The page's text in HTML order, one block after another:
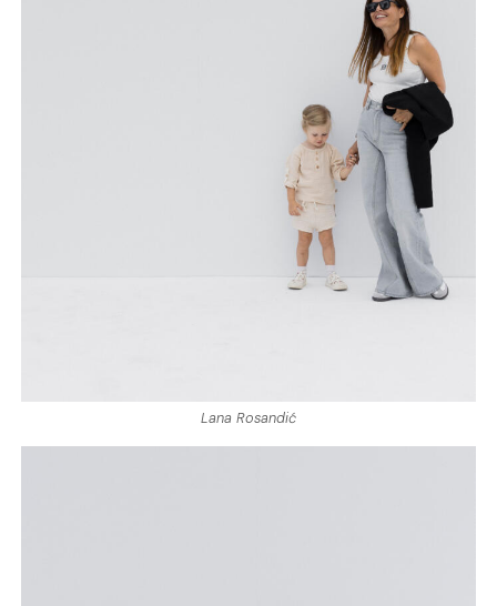
Lana Rosandić